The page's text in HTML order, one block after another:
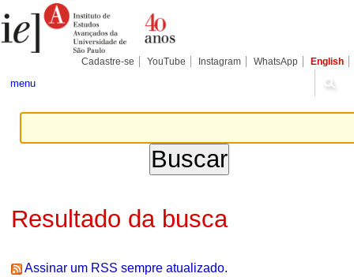
para
conteúdo.
Pessoais
Cadastre-se YouTube Instagram WhatsApp English
menu
Resultado da busca
Assinar um RSS sempre atualizado.